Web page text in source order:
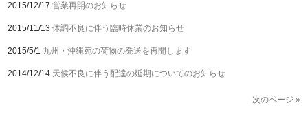
2015/12/17 営業再開のお知らせ
2015/11/13 体調不良に伴う臨時休業のお知らせ
2015/5/1 九州・沖縄宛の荷物の発送を再開します
2014/12/14 天候不良に伴う配達の延期についてのお知らせ
次のページ »